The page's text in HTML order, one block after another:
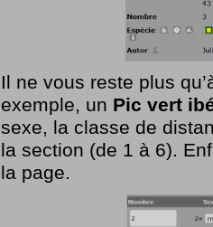
Il ne vous reste plus
exemple, un Pic vert
sexe, la classe de
la section (de 1 à 6).
la page.